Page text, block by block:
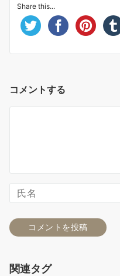
Share this...
コメントする
関連タグ